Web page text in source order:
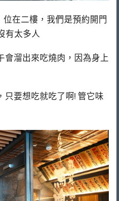
位在二樓，我們是預約開門
有太多人
會溜出來吃燒肉，因為身上
要想吃就吃了啊! 管它味